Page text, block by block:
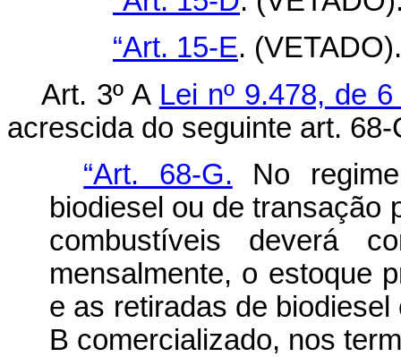
“Art. 15-E.
Art. 3º A Lei nº 9.478, de
acrescida do seguinte art. 68-
“Art. 68-G. No
biodiesel ou de transação
combustíveis deverá
mensalmente, o estoque
e as retiradas de
B comercializado, nos